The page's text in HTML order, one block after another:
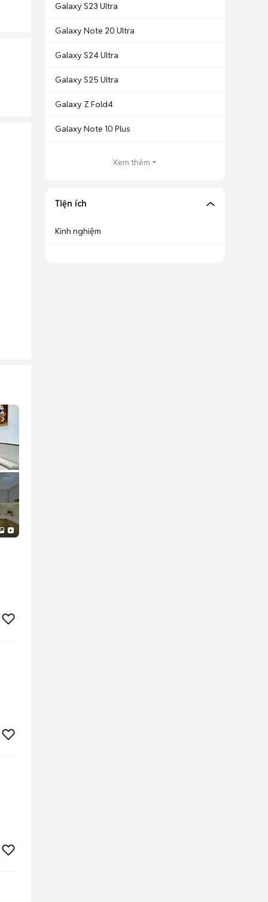
Galaxy S23 Ultra
Galaxy Note 20 Ultra
Galaxy S24 Ultra
Galaxy S25 Ultra
Galaxy Z Fold4
Galaxy Note 10 Plus
Xem thêm
Tiện ích
Kinh nghiệm